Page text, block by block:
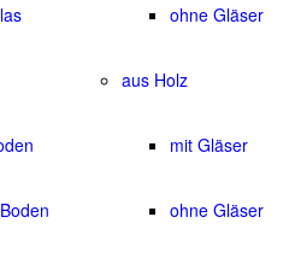
ohne Gläser
aus Holz
mit Gläser
ohne Gläser